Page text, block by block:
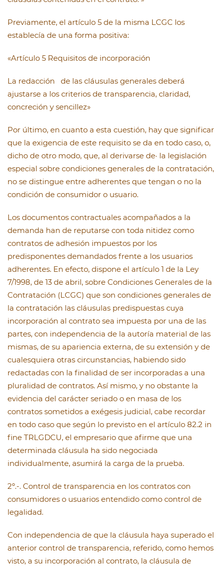
Previamente, el artículo 5 de la misma LCGC los
establecía de una forma positiva:
«Artículo 5 Requisitos de incorporación
La redacción de las cláusulas generales deberá
ajustarse a los criterios de transparencia, claridad,
concreción y sencillez»
Por último, en cuanto a esta cuestión, hay que significar
que la exigencia de este requisito se da en todo caso, o,
dicho de otro modo, que, al derivarse de· la legislación
especial sobre condiciones generales de la contratación,
no se distingue entre adherentes que tengan o no la
condición de consumidor o usuario.
Los documentos contractuales acompañados a la
demanda han de reputarse con toda nitidez como
contratos de adhesión impuestos por los
predisponentes demandados frente a los usuarios
adherentes. En efecto, dispone el artículo 1 de la Ley
7/1998, de 13 de abril, sobre Condiciones Generales de la
Contratación (LCGC) que son condiciones generales de
la contratación las cláusulas predispuestas cuya
incorporación al contrato sea impuesta por una de las
partes, con independencia de la autoría material de las
mismas, de su apariencia externa, de su extensión y de
cualesquiera otras circunstancias, habiendo sido
redactadas con la finalidad de ser incorporadas a una
pluralidad de contratos. Así mismo, y no obstante la
evidencia del carácter seriado o en masa de los
contratos sometidos a exégesis judicial, cabe recordar
en todo caso que según lo previsto en el artículo 82.2 in
fine TRLGDCU, el empresario que afirme que una
determinada cláusula ha sido negociada
individualmente, asumirá la carga de la prueba.
2º.-. Control de transparencia en los contratos con
consumidores o usuarios entendido como control de
legalidad.
Con independencia de que la cláusula haya superado el
anterior control de transparencia, referido, como hemos
visto, a su incorporación al contrato, la cláusula de